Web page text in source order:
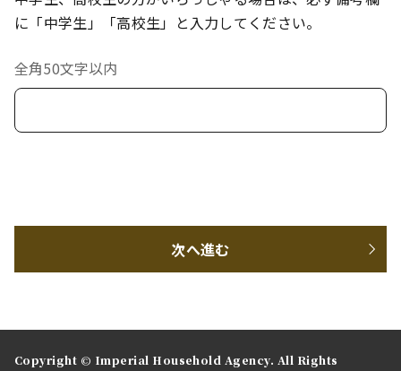
に「中学生」「高校生」と入力してください。
全角50文字以内
次へ進む
Copyright © Imperial Household Agency. All Rights